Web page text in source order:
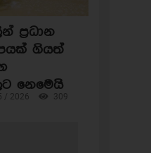
ප්‍රධාන
ගියත්
නෙමෙයි
/ 2026 309